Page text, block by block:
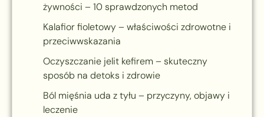
żywności – 10 sprawdzonych metod
Kalafior fioletowy – właściwości zdrowotne i
przeciwwskazania
Oczyszczanie jelit kefirem – skuteczny
sposób na detoks i zdrowie
Ból mięśnia uda z tyłu – przyczyny, objawy i
leczenie